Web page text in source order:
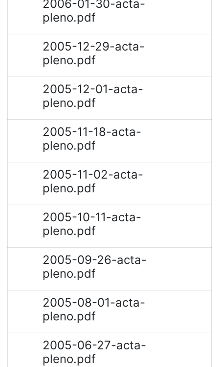
2006-01-30-acta-
pleno.pdf
2005-12-29-acta-
pleno.pdf
2005-12-01-acta-
pleno.pdf
2005-11-18-acta-
pleno.pdf
2005-11-02-acta-
pleno.pdf
2005-10-11-acta-
pleno.pdf
2005-09-26-acta-
pleno.pdf
2005-08-01-acta-
pleno.pdf
2005-06-27-acta-
pleno.pdf